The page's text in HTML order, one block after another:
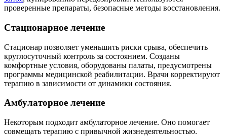
проверенные препараты, безопасные методы восстановления.
Стационарное лечение
Стационар позволяет уменьшить риски срыва, обеспечить
круглосуточный контроль за состоянием. Созданы
комфортные условия, оборудованы палаты, предусмотрены
программы медицинской реабилитации. Врачи корректируют
терапию в зависимости от динамики состояния.
Амбулаторное лечение
Некоторым подходит амбулаторное лечение. Оно помогает
совмещать терапию с привычной жизнедеятельностью.